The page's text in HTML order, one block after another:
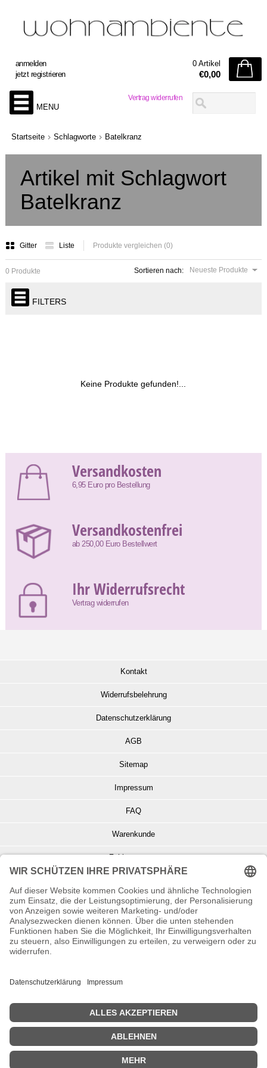
Vertrag widerrufen
anmelden
jetzt registrieren
0 Artikel
€0,00
MENU
Startseite Schlagworte Batelkranz
Artikel mit Schlagwort
Batelkranz
Gitter Liste Produkte vergleichen (0)
Sortieren nach: Neueste Produkte
0 Produkte
FILTERS
Keine Produkte gefunden!...
Versandkosten
6,95 Euro pro Bestellung
Versandkostenfrei
ab 250,00 Euro Bestellwert
Ihr Widerrufsrecht
Vertrag widerrufen
Kontakt
Widerrufsbelehrung
Datenschutzerklärung
AGB
Sitemap
Impressum
FAQ
Warenkunde
Zahlungsarten
Info zu Elektro- u. Elektronikgeräten
Batterieentsorgung
Informationen zur Echtheit von Kundenbewertungen
© Copyright 2026 Wohnambiente-Shop